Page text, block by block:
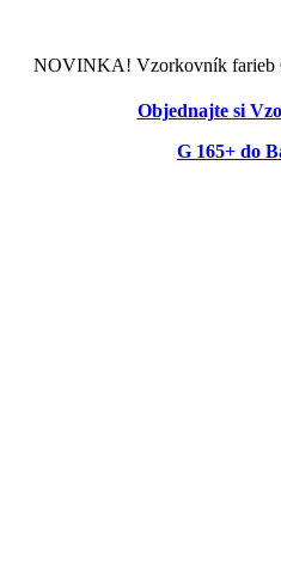
NOVINKA! Vzorkovník farieb
Objednajte si
G 165+ do